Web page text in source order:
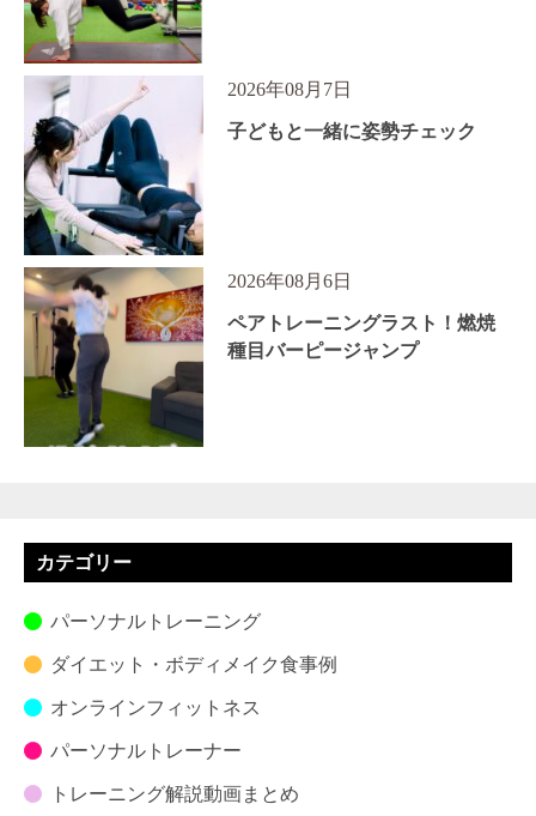
2026年08月7日
子どもと一緒に姿勢チェック
2026年08月6日
ペアトレーニングラスト！燃焼
種目バーピージャンプ
カテゴリー
パーソナルトレーニング
ダイエット・ボディメイク食事例
オンラインフィットネス
パーソナルトレーナー
トレーニング解説動画まとめ